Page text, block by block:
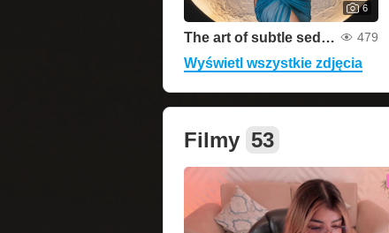
6
The art of subtle seduction 479
Wyświetl wszystkie zdjęcia
Filmy 53